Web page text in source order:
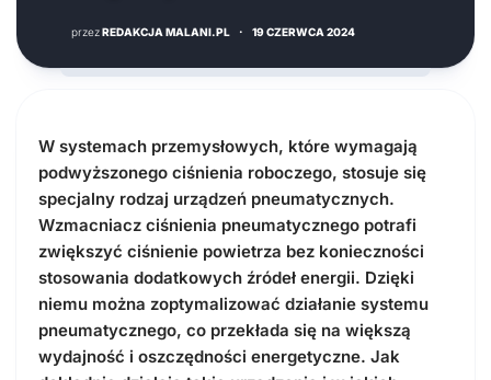
przezREDAKCJA MALANI.PL · 19 CZERWCA 2024
W systemach przemysłowych, które wymagają
podwyższonego ciśnienia roboczego, stosuje się
specjalny rodzaj urządzeń pneumatycznych.
Wzmacniacz ciśnienia pneumatycznego potrafi
zwiększyć ciśnienie powietrza bez konieczności
stosowania dodatkowych źródeł energii. Dzięki
niemu można zoptymalizować działanie systemu
pneumatycznego, co przekłada się na większą
wydajność i oszczędności energetyczne. Jak